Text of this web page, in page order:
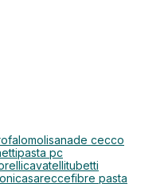
molisanade cecco
pasta pc
cavatellitubetti
casareccefibre pasta